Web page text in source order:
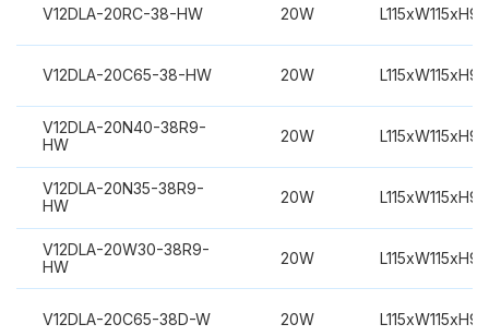
V12DLA-20RC-38-HW 20W
V12DLA-20C65-38-HW 20W
V12DLA-20N40-38R9-
HW
20W
V12DLA-20N35-38R9-
HW
20W
V12DLA-20W30-38R9-
HW
20W
V12DLA-20C65-38D-W 20W